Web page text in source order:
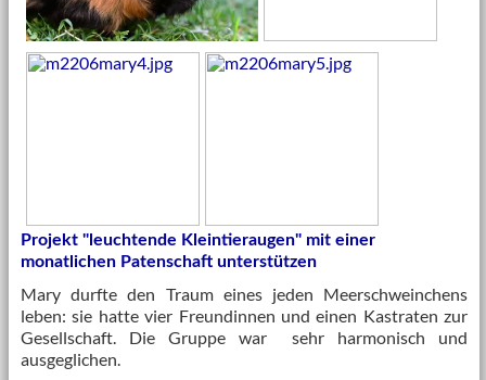
Projekt "leuchtende Kleintieraugen" mit einer
monatlichen Patenschaft unterstützen
Mary durfte den Traum eines jeden Meerschweinchens
leben: sie hatte vier Freundinnen und einen Kastraten zur
Gesellschaft. Die Gruppe war sehr harmonisch und
ausgeglichen.